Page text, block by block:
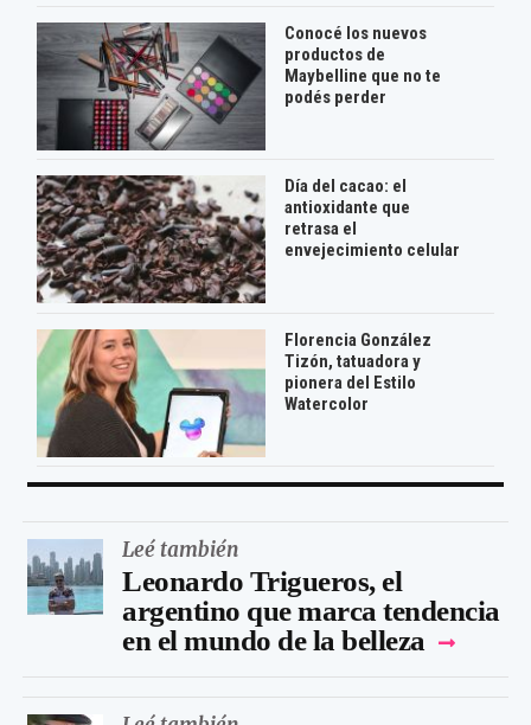
Conocé los nuevos
productos de
Maybelline que no te
podés perder
Día del cacao: el
antioxidante que
retrasa el
envejecimiento celular
Florencia González
Tizón, tatuadora y
pionera del Estilo
Watercolor
Leé también
Leonardo Trigueros, el
argentino que marca tendencia
en el mundo de la belleza